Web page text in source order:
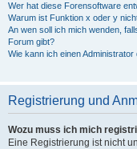
Wer hat diese Forensoftware
Warum ist Funktion x oder y
An wen soll ich mich wenden,
Forum gibt?
Wie kann ich einen
Registrierung und
Wozu muss ich mich
Eine Registrierung ist nicht